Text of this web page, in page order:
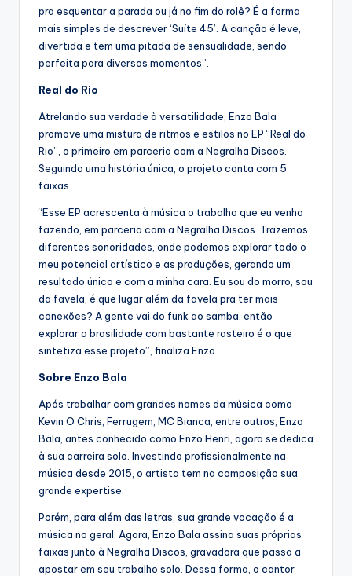
pra esquentar a parada ou já no fim do rolê? É a forma
mais simples de descrever ‘Suíte 45’. A canção é leve,
divertida e tem uma pitada de sensualidade, sendo
perfeita para diversos momentos”.
Real do Rio
Atrelando sua verdade à versatilidade, Enzo Bala
promove uma mistura de ritmos e estilos no EP “Real do
Rio”, o primeiro em parceria com a Negralha Discos.
Seguindo uma história única, o projeto conta com 5
faixas.
“Esse EP acrescenta à música o trabalho que eu venho
fazendo, em parceria com a Negralha Discos. Trazemos
diferentes sonoridades, onde podemos explorar todo o
meu potencial artístico e as produções, gerando um
resultado único e com a minha cara. Eu sou do morro, sou
da favela, é que lugar além da favela pra ter mais
conexões? A gente vai do funk ao samba, então
explorar a brasilidade com bastante rasteiro é o que
sintetiza esse projeto”, finaliza Enzo.
Sobre Enzo Bala
Após trabalhar com grandes nomes da música como
Kevin O Chris, Ferrugem, MC Bianca, entre outros, Enzo
Bala, antes conhecido como Enzo Henri, agora se dedica
à sua carreira solo. Investindo profissionalmente na
música desde 2015, o artista tem na composição sua
grande expertise.
Porém, para além das letras, sua grande vocação é a
música no geral. Agora, Enzo Bala assina suas próprias
faixas junto à Negralha Discos, gravadora que passa a
apostar em seu trabalho solo. Dessa forma, o cantor